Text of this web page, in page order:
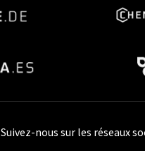
Suivez-nous sur les réseaux